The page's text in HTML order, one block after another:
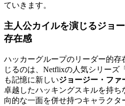
ていきます。
主人公カイルを演じるジョ
存在感
ハッカーグループのリーダー的
じるのは、Netflixの人気シリーズ
も記憶に新しいジョージー・ファ
卓越したハッキングスキルを持ち
向的な一面を併せ持つキャラクタ